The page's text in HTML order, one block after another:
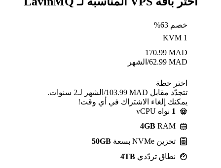
خصم 63%
KVM 1
MAD
170.99
MAD
62.99/الشهر
اختر خطة
تتجدّد مقابل MAD ⁦103.99⁩/الشهر لـ2 سنوات.
يمكنك إلغاء الاشتراك في أي وقت!
1 نواة vCPU
4GB RAM
تخزين NVMe بسعة
50GB
نطاق تردّدي 4TB